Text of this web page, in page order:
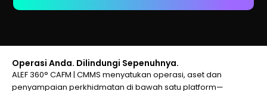
Operasi Anda. Dilindungi Sepenuhnya.
ALEF 360° CAFM | CMMS menyatukan operasi, aset dan
penyampaian perkhidmatan di bawah satu platform—